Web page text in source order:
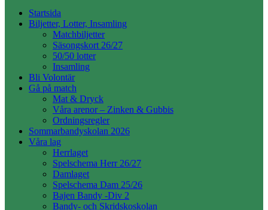
Startsida
Biljetter, Lotter, Insamling
Matchbiljetter
Säsongskort 26/27
50/50 lotter
Insamling
Bli Volontär
Gå på match
Mat & Dryck
Våra arenor – Zinken & Gubbis
Ordningsregler
Sommarbandyskolan 2026
Våra lag
Herrlaget
Spelschema Herr 26/27
Damlaget
Spelschema Dam 25/26
Bajen Bandy -Div 2
Bandy- och Skridskoskolan